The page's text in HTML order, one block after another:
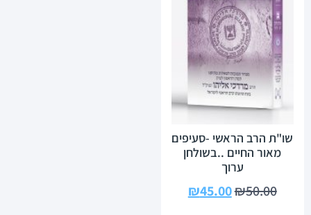
שו"ת הרב הראשי -סעיפים
מאור החיים ..בשולחן
ערוך
₪50.00
₪45.00